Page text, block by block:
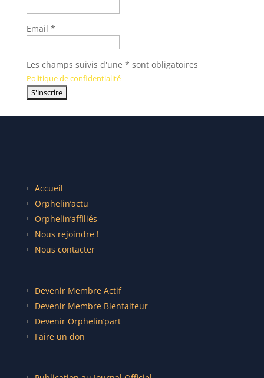
Email *
Les champs suivis d'une * sont obligatoires
Politique de confidentialité
Accueil
Orphelin’actu
Orphelin’affiliés
Nous rejoindre !
Nous contacter
Devenir Membre Actif
Devenir Membre Bienfaiteur
Devenir Orphelin’part
Faire un don